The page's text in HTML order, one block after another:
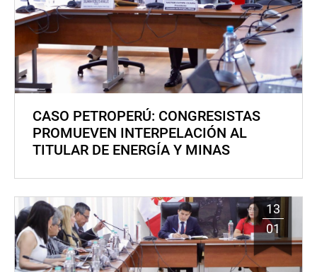
CASO PETROPERÚ: CONGRESISTAS
PROMUEVEN INTERPELACIÓN AL
TITULAR DE ENERGÍA Y MINAS
13
01